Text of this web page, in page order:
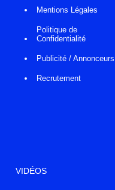
Mentions Légales
Politique de
Confidentialité
Publicité / Annonceurs
Recrutement
VIDÉOS